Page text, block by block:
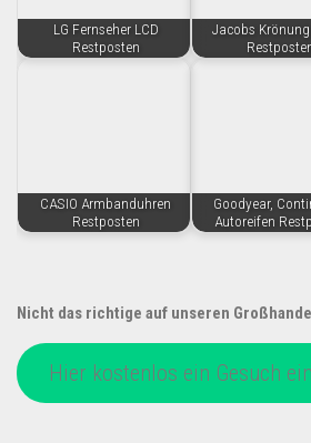
LG Fernseher LCD
Restposten
Jacobs
CASIO Armbanduhren
Restposten
Goodyear,
Autoreifen
Nicht das richtige auf unseren
Hier kostenlos ein Gesuch